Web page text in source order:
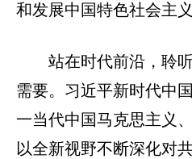
和发展中国特色社会主义
站在时代前沿，聆
需要。习近平新时代中
一当代中国马克思主义
以全新视野不断深化对